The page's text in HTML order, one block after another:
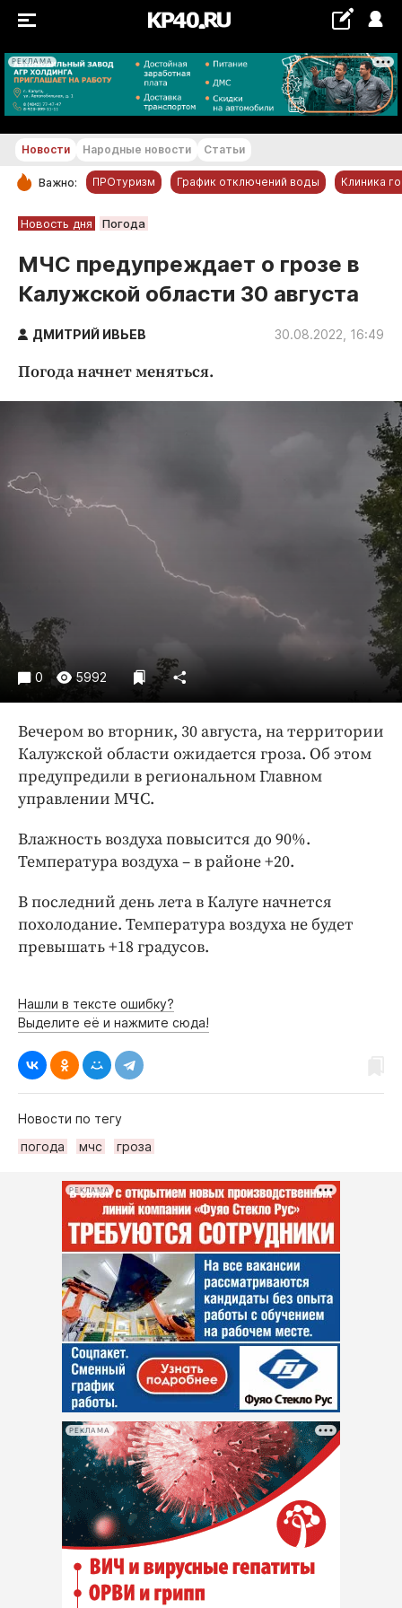
РЕКЛАМА
+16...+17 °С
РУБРИКИ
Обнинск
Новости компаний
Статьи
Народные новости
Образование
Общество
Спорт
Экономика и бизнес
ПРОЕКТЫ
Блоги
Издания
Медиаперсона
Интересное чтиво
Клиника года
Бренд года
Новости Народные новости Статьи
Важно: ПРОтуризм График отключений воды Клиника
Новость дня Погода
МЧС предупреждает о грозе в
Калужской области 30 августа
ДМИТРИЙ ИВЬЕВ 30.08.2022, 16:49
Погода начнет меняться.
0 5992
Вечером во вторник, 30 августа, на территории
Калужской области ожидается гроза. Об этом
предупредили в региональном Главном
управлении МЧС.
Влажность воздуха повысится до 90%.
Температура воздуха – в районе +20.
В последний день лета в Калуге начнется
похолодание. Температура воздуха не будет
превышать +18 градусов.
Нашли в тексте ошибку?
Выделите её и нажмите сюда!
Новости по тегу
погода
мчс гроза
РЕКЛАМА
РЕКЛАМА